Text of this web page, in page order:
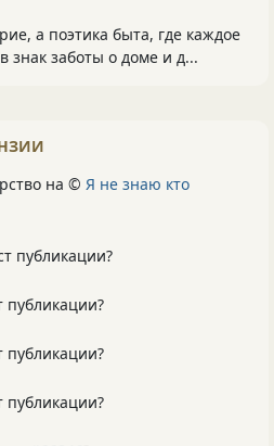
а поэтика быта, где каждое
знак заботы о доме и д...
на © Я не знаю кто
публикации?
публикации?
публикации?
публикации?